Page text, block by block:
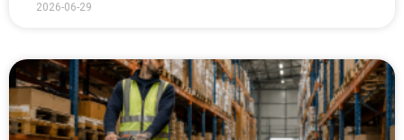
2026-06-29